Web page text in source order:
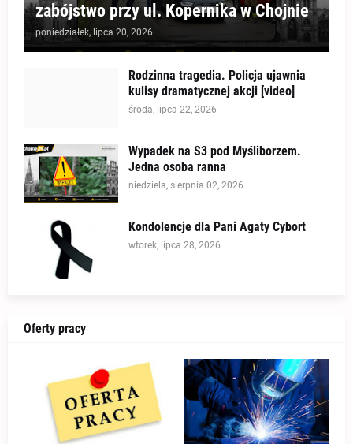
zabójstwo przy ul. Kopernika w Chojnie
poniedziałek, lipca 20, 2026
Rodzinna tragedia. Policja ujawnia
kulisy dramatycznej akcji [video]
środa, lipca 22, 2026
Wypadek na S3 pod Myśliborzem.
Jedna osoba ranna
niedziela, sierpnia 02, 2026
Kondolencje dla Pani Agaty Cybort
wtorek, lipca 28, 2026
Oferty pracy